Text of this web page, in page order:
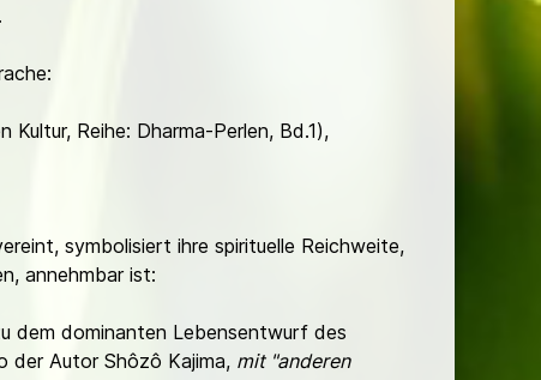
Kultur, Reihe: Dharma-Perlen, Bd.1),
symbolisiert ihre spirituelle Reichweite,
annehmbar ist:
dem dominanten Lebensentwurf des
der Autor Shôzô Kajima, mit "anderen